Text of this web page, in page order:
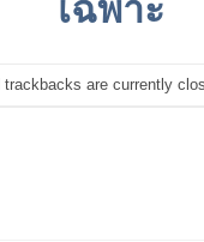
are currently